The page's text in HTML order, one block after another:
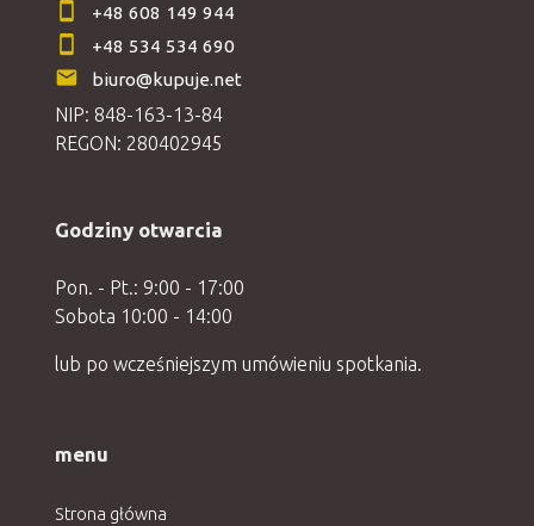
+48 608 149 944
+48 534 534 690
biuro@kupuje.net
NIP: 848-163-13-84
REGON: 280402945
Godziny otwarcia
Pon. - Pt.: 9:00 - 17:00
Sobota 10:00 - 14:00
lub po wcześniejszym umówieniu spotkania.
menu
Strona główna